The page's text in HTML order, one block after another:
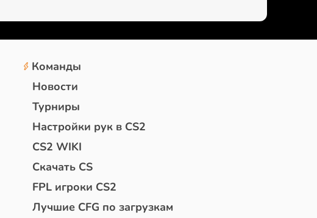
Команды
Новости
Турниры
Настройки рук в CS2
CS2 WIKI
Скачать CS
FPL игроки CS2
Лучшие CFG по загрузкам